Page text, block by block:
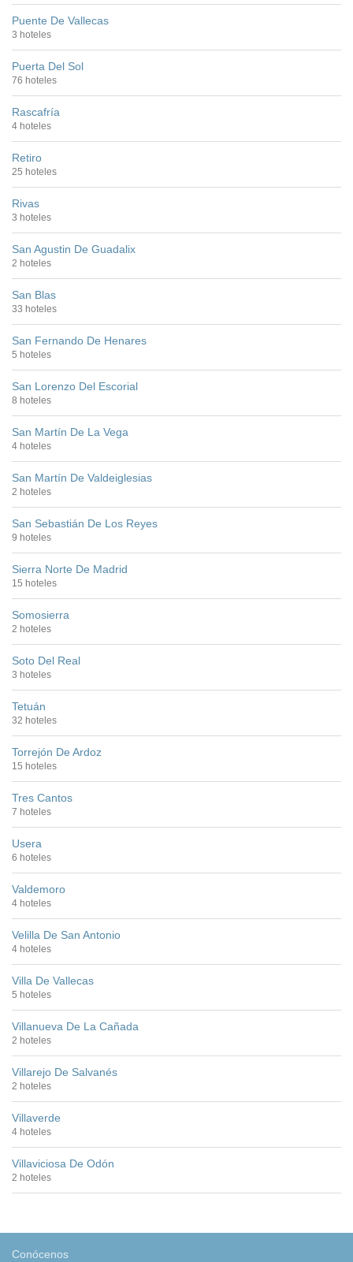
Puente De Vallecas
3 hoteles
Puerta Del Sol
76 hoteles
Rascafría
4 hoteles
Retiro
25 hoteles
Rivas
3 hoteles
San Agustin De Guadalix
2 hoteles
San Blas
33 hoteles
San Fernando De Henares
5 hoteles
San Lorenzo Del Escorial
8 hoteles
San Martín De La Vega
4 hoteles
San Martín De Valdeiglesias
2 hoteles
San Sebastián De Los Reyes
9 hoteles
Sierra Norte De Madrid
15 hoteles
Somosierra
2 hoteles
Soto Del Real
3 hoteles
Tetuán
32 hoteles
Torrejón De Ardoz
15 hoteles
Tres Cantos
7 hoteles
Usera
6 hoteles
Valdemoro
4 hoteles
Velilla De San Antonio
4 hoteles
Villa De Vallecas
5 hoteles
Villanueva De La Cañada
2 hoteles
Villarejo De Salvanés
2 hoteles
Villaverde
4 hoteles
Villaviciosa De Odón
2 hoteles
Conócenos